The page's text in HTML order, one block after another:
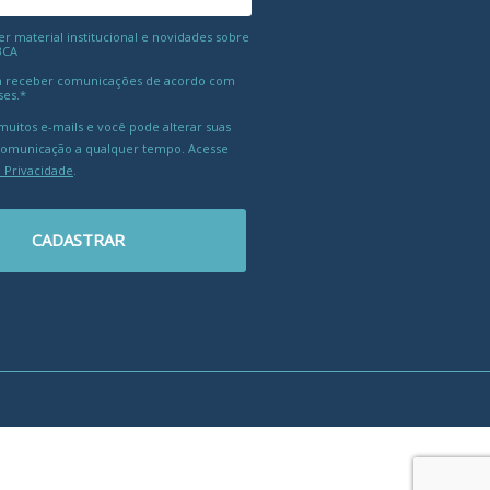
material institucional e novidades sobre
comunicações de acordo com
e-mails e você pode alterar suas
a qualquer tempo. Acesse
Privacidade
CADASTRAR